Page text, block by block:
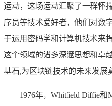
运动，这场运动汇聚了一群怀
序员等技术爱好者，他们对数
于运用密码学和计算机技术来
这个领域的诸多深邃思想和卓
基石,为区块链技术的未来发展
1976年，Whitfield Diffie和